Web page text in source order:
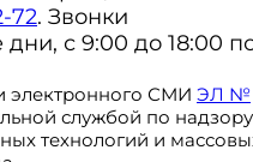
72. Звонки
с 9:00 до 18:00
электронного СМИ ЭЛ №
службой по надзору
технологий и